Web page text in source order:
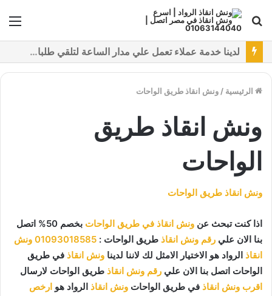
بحث
عن
نقدم خدمات متعددة لدفع خدمة ونش انقاذ سيارات باستخدام طرق دفع متعددة كما نتميز بتقديم أرخص سعر و أعلي جوده
الرئيسية / ونش انقاذ طريق الواحات
ونش انقاذ طريق
الواحات
ونش انقاذ طريق الواحات
اذا كنت تبحث عن ونش انقاذ في طريق الواحات
بخصم 50% اتصل
بنا الان علي رقم ونش انقاذ طريق الواحات : 01093018585 ونش
انقاذ الرواد هو الاختيار الامثل لك لاننا لدينا ونش انقاذ في طريق
الواحات اتصل بنا الان علي رقم ونش انقاذ طريق الواحات لارسال
اقرب ونش انقاذ في طريق الواحات ونش انقاذ الرواد هو ارخص